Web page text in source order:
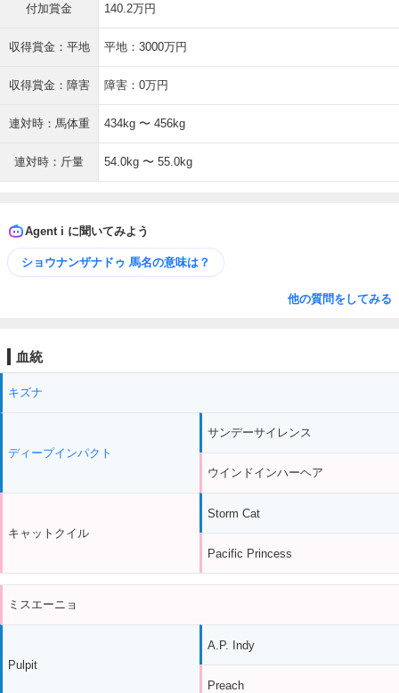
付加賞金 140.2万円
収得賞金：平地 平地：3000万円
収得賞金：障害 障害：0万円
連対時：馬体重 434kg 〜 456kg
連対時：斤量 54.0kg 〜 55.0kg
Agent i に聞いてみよう
ショウナンザナドゥ 馬名の意味は？
他の質問をしてみる
血統
キズナ
ディープインパクト
キャットクイル
サンデーサイレンス
ウインドインハーヘア
Storm Cat
Pacific Princess
ミスエーニョ
Pulpit
A.P. Indy
Preach